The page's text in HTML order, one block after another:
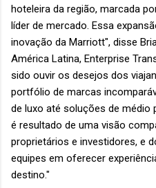
hoteleira da região, marcada
líder de mercado. Essa
inovação da Marriott", disse
América Latina, Enterprise
sido ouvir os desejos dos
portfólio de marcas
de luxo até soluções de médio
é resultado de uma visão
proprietários e investidores, e
equipes em oferecer
destino."